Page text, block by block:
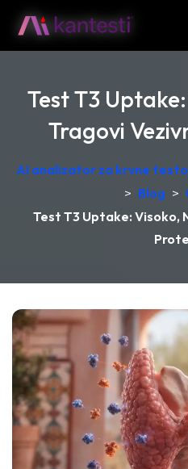
Test T3
Tragovi
AI analizator za krvne
> Blog >
Test T3 Uptake: Visoko,